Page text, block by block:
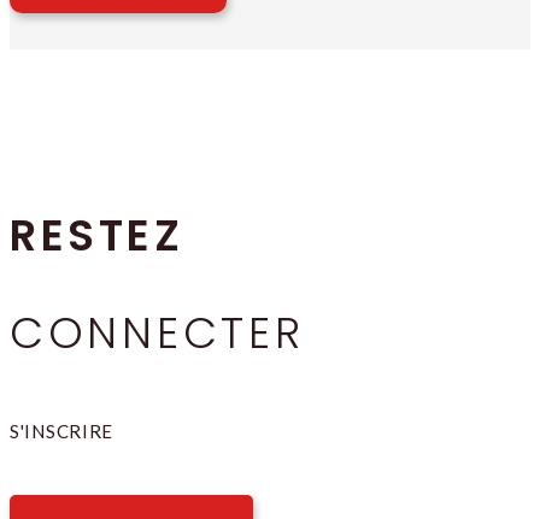
RESTEZ
CONNECTER
S'INSCRIRE